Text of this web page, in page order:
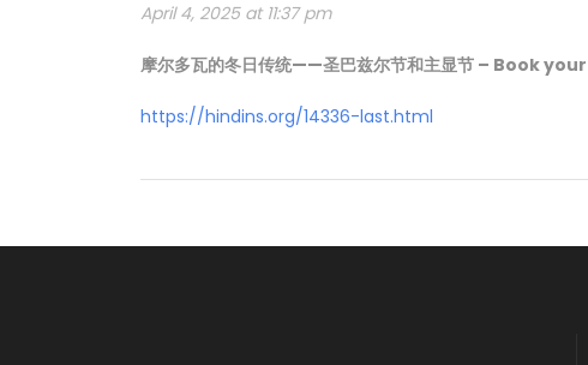
April 4, 2025 at 11:37 pm
摩尔多瓦的冬日传统——圣巴兹尔节和主显节 – Book
https://hindins.org/14336-last.html